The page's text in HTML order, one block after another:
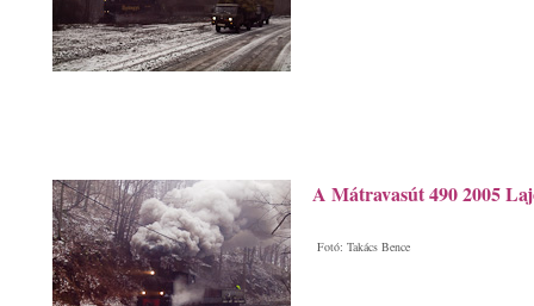
A Mátravasút 490 2005
Fotó: Takács Bence